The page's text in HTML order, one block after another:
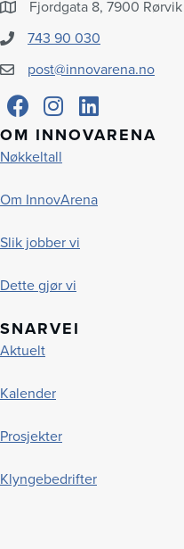
Fjordgata 8, 7900 Rørvik
743 90 030
post@innovarena.no
OM INNOVARENA
Nøkkeltall
Om InnovArena
Slik jobber vi
Dette gjør vi
SNARVEI
Aktuelt
Kalender
Prosjekter
Klyngebedrifter